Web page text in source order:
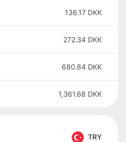
136.17 DKK
272.34 DKK
680.84 DKK
1,361.68 DKK
TRY